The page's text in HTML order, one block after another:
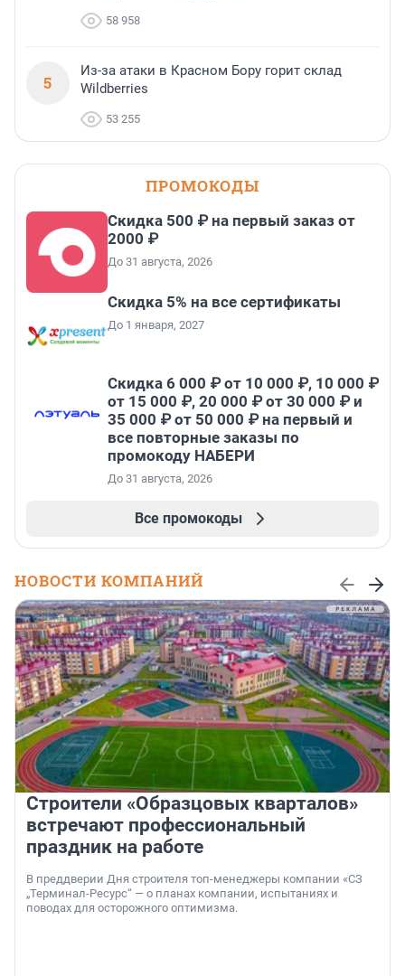
58 958
5
Из-за атаки в Красном Бору горит склад
Wildberries
53 255
ПРОМОКОДЫ
Скидка 500 ₽ на первый заказ от
2000 ₽
До 31 августа, 2026
Скидка 5% на все сертификаты
До 1 января, 2027
Скидка 6 000 ₽ от 10 000 ₽, 10 000 ₽
от 15 000 ₽, 20 000 ₽ от 30 000 ₽ и
35 000 ₽ от 50 000 ₽ на первый и
все повторные заказы по
промокоду НАБЕРИ
До 31 августа, 2026
Все промокоды
НОВОСТИ КОМПАНИЙ
Строители «Образцовых кварталов»
встречают профессиональный
праздник на работе
В преддверии Дня строителя топ-менеджеры компании «СЗ
„Терминал-Ресурс“ — о планах компании, испытаниях и
поводах для осторожного оптимизма.